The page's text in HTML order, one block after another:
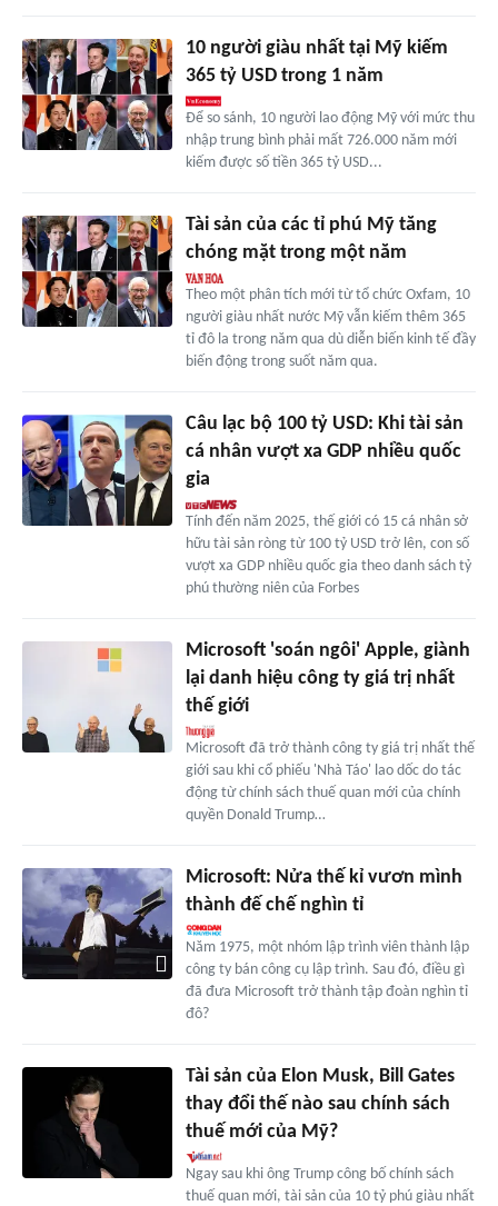
10 người giàu nhất tại Mỹ kiếm
365 tỷ USD trong 1 năm
Để so sánh, 10 người lao động Mỹ với mức thu
nhập trung bình phải mất 726.000 năm mới
kiếm được số tiền 365 tỷ USD...
Tài sản của các tỉ phú Mỹ tăng
chóng mặt trong một năm
Theo một phân tích mới từ tổ chức Oxfam, 10
người giàu nhất nước Mỹ vẫn kiếm thêm 365
tỉ đô la trong năm qua dù diễn biến kinh tế đầy
biến động trong suốt năm qua.
Câu lạc bộ 100 tỷ USD: Khi tài sản
cá nhân vượt xa GDP nhiều quốc
gia
Tính đến năm 2025, thế giới có 15 cá nhân sở
hữu tài sản ròng từ 100 tỷ USD trở lên, con số
vượt xa GDP nhiều quốc gia theo danh sách tỷ
phú thường niên của Forbes
Microsoft 'soán ngôi' Apple, giành
lại danh hiệu công ty giá trị nhất
thế giới
Microsoft đã trở thành công ty giá trị nhất thế
giới sau khi cổ phiếu 'Nhà Táo' lao dốc do tác
động từ chính sách thuế quan mới của chính
quyền Donald Trump…
Microsoft: Nửa thế kỉ vươn mình
thành đế chế nghìn tỉ
Năm 1975, một nhóm lập trình viên thành lập
công ty bán công cụ lập trình. Sau đó, điều gì
đã đưa Microsoft trở thành tập đoàn nghìn tỉ
đô?
Tài sản của Elon Musk, Bill Gates
thay đổi thế nào sau chính sách
thuế mới của Mỹ?
Ngay sau khi ông Trump công bố chính sách
thuế quan mới, tài sản của 10 tỷ phú giàu nhất